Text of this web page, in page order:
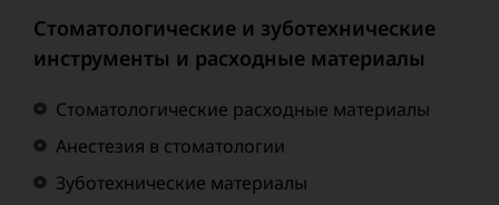
Стоматологические и зуботехнические
инструменты и расходные материалы
Стоматологические расходные материалы
Анестезия в стоматологии
Зуботехнические материалы